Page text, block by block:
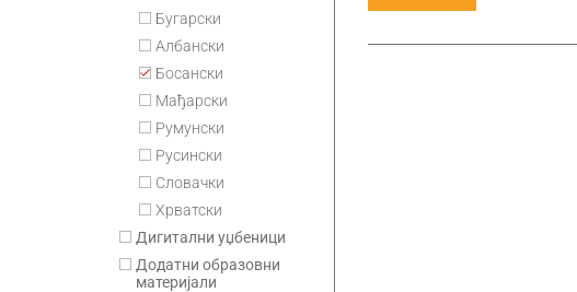
Бугарски
Албански
Босански
Мађарски
Румунски
Русински
Словачки
Хрватски
Дигитални уџбеници
Додатни образовни
материјали